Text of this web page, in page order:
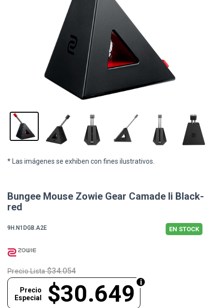
* Las imágenes se exhiben con fines ilustrativos.
Bungee Mouse Zowie Gear Camade Ii Black-
red
9H.N1DGB.A2E EN STOCK
Precio Lista $34.054
$30.649
Precio
Especial